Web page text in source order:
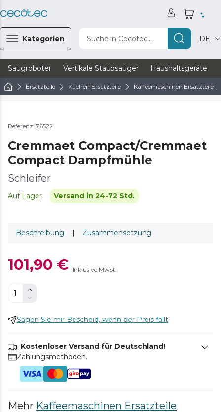
Kategorien Suche in Cecotec... DE
Saugroboter Vertikale Staubsauger Haushaltsgeräte
Ersatzteile Küchen Ersatzteile Kaffeemaschinen Ersatzteile
Referenz: 76522
Cremmaet Compact/Cremmaet
Compact Dampfmühle
Schleifer
Auf Lager Versand in 24-72 Std.
Beschreibung | Zusammensetzung
101,90 € Inklusive MwSt.
Sagen Sie mir Bescheid, wenn der Preis fällt
Kostenloser Versand für Deutschland!
Zahlungsmethoden.
Mehr Kaffeemaschinen Ersatzteile